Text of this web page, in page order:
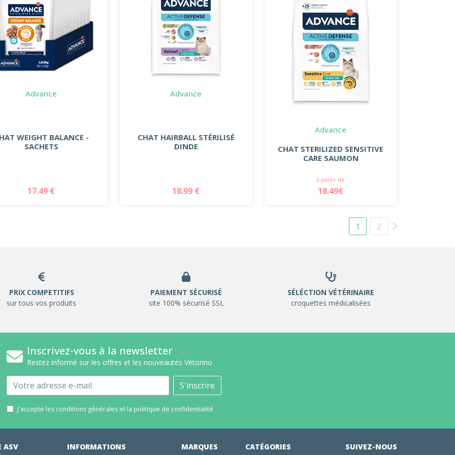
Advance
WEIGHT BALANCE -
SACHETS
17.49 €
Advance
CHAT HAIRBALL STÉRILISÉ
DINDE
18.99 €
Advance
CHAT STERILIZED SENSITIVE
CARE SAUMON
à partir de
18.49€
1 2
PRIX COMPETITIFS
sur tous vos produits
PAIEMENT SÉCURISÉ
site 100% sécurisé SSL
SÉLÉCTION VÉTÉRINAIRE
croquettes médicalisées
Inscrivez-vous à la newsletter
Restez informé sur les offres et les nouveautés Vétorino
Email S'inscrire
J'accepte les conditions générales et la politique de confidentialité
ASV
INFORMATIONS MARQUES CATÉGORIES SUIVEZ-NOUS